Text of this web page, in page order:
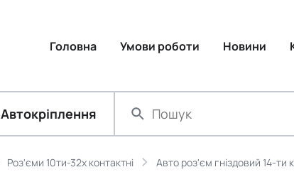
Головна Умови роботи Новини
Автокріплення
Роз'єми 10ти-32х контактні Авто роз'єм гніздовий 14-ти